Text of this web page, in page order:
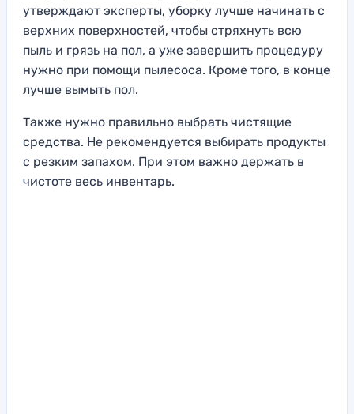
утверждают эксперты, уборку лучше начинать с
верхних поверхностей, чтобы стряхнуть всю
пыль и грязь на пол, а уже завершить процедуру
нужно при помощи пылесоса. Кроме того, в конце
лучше вымыть пол.
Также нужно правильно выбрать чистящие
средства. Не рекомендуется выбирать продукты
с резким запахом. При этом важно держать в
чистоте весь инвентарь.